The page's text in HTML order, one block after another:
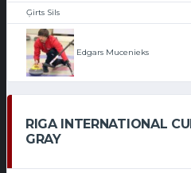
Ģirts Sils
Edgars Mucenieks
RIGA INTERNATIONAL
GRAY